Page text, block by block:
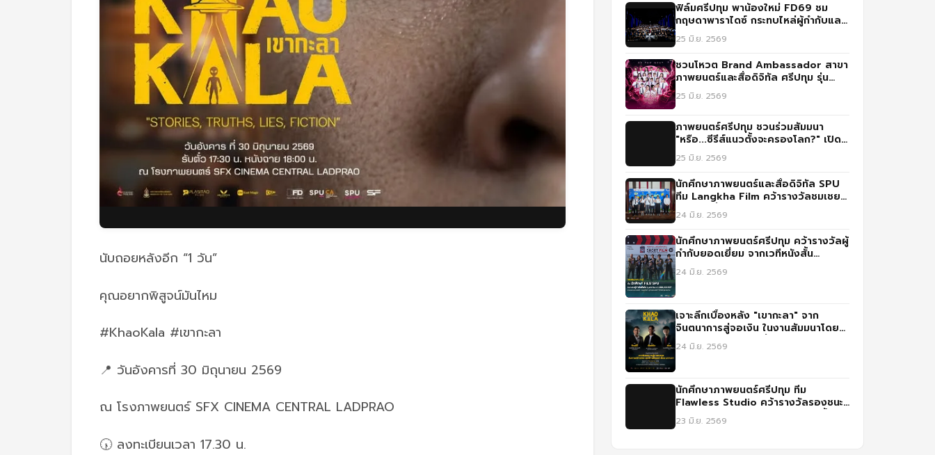
นับถอยหลังอีก “1 วัน”
คุณอยากพิสูจน์มันไหม
#KhaoKala #เขากะลา
📍 วันอังคารที่ 30 มิถุนายน 2569
ณ โรงภาพยนตร์ SFX CINEMA CENTRAL LADPRAO
🕠 ลงทะเบียนเวลา 17.30 น.
ฟิล์มศรีปทุม พาน้องใหม่ FD69 ชม
กฤษดาพาราไดซ์ กระทบไหล่ผู้กำกับและ
นักแสดงแชร์ประสบการณ์จริง
25 มิ.ย. 2569
ชวนโหวต Brand Ambassador สาขา
ภาพยนตร์และสื่อดิจิทัล ศรีปทุม รุ่น
FD69
25 มิ.ย. 2569
ภาพยนตร์ศรีปทุม ชวนร่วมสัมมนา
"หรือ...ซีรีส์แนวตั้งจะครองโลก?" เปิด
มุมมองใหม่การสร้างคอนเทนต์ยุคดิจิทัล
25 มิ.ย. 2569
นักศึกษาภาพยนตร์และสื่อดิจิทัล SPU
ทีม Langkha Film คว้ารางวัลชมเชย
ประกวดสื่อ IGNITE CREATIVITY
CHALLENGE ปี 3
24 มิ.ย. 2569
นักศึกษาภาพยนตร์ศรีปทุม คว้ารางวัลผู้
กำกับยอดเยี่ยม จากเวทีหนังสั้น
นานาชาติ ณ สปป.ลาว
24 มิ.ย. 2569
เจาะลึกเบื้องหลัง "เขากะลา" จาก
จินตนาการสู่จอเงิน ในงานสัมมนาโดย
สาขาภาพยนตร์และสื่อดิจิทัล ม.ศรีปทุม
24 มิ.ย. 2569
นักศึกษาภาพยนตร์ศรีปทุม ทีม
Flawless Studio คว้ารางวัลรองชนะ
เลิศอันดับ 1 จากการประกวดหนังสั้น
เรื่อง แม่
23 มิ.ย. 2569